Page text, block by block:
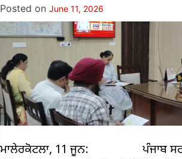
Posted on June 11, 2026
ਮਾਲੇਰਕੋਟਲਾ, 11 ਜੂਨ: ਪੰਜਾਬ